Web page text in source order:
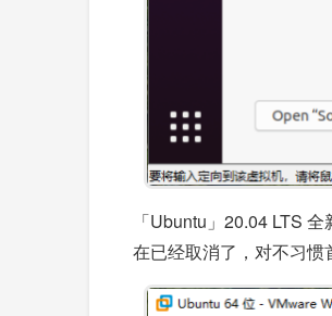
「Ubuntu」20.04 LTS
在已经取消了，对不习惯